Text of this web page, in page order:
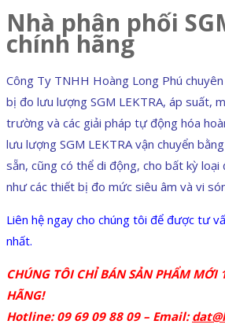
Nhà phân phối
chính hãng
Công Ty TNHH Hoàng Long Phú
bị đo lưu lượng SGM LEKTRA, áp suất,
trường và các giải pháp tự động hóa
lưu lượng SGM LEKTRA vận chuyển
sẵn, cũng có thể di động, cho bất kỳ
như các thiết bị đo mức siêu âm và vi
Liên hệ ngay cho chúng tôi để được tư
nhất.
CHÚNG TÔI CHỈ BÁN SẢN PHẨM MỚI
HÃNG!
Hotline: 09 69 09 88 09 – Email: